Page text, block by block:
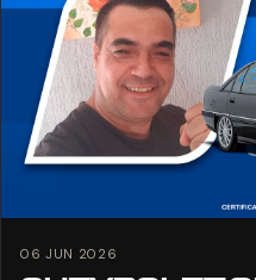
06 JUN 2026